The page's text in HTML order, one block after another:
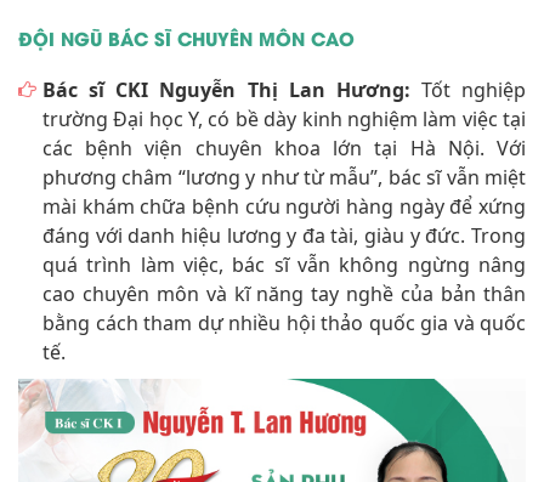
ĐỘI NGŨ BÁC SĨ CHUYÊN MÔN CAO
Bác sĩ CKI Nguyễn Thị Lan Hương: Tốt nghiệp
trường Đại học Y, có bề dày kinh nghiệm làm việc tại
các bệnh viện chuyên khoa lớn tại Hà Nội. Với
phương châm “lương y như từ mẫu”, bác sĩ vẫn miệt
mài khám chữa bệnh cứu người hàng ngày để xứng
đáng với danh hiệu lương y đa tài, giàu y đức. Trong
quá trình làm việc, bác sĩ vẫn không ngừng nâng
cao chuyên môn và kĩ năng tay nghề của bản thân
bằng cách tham dự nhiều hội thảo quốc gia và quốc
tế.